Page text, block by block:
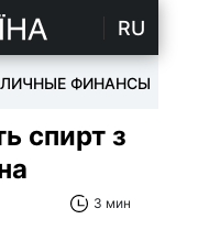
RU
ЛИЧНЫЕ ФИНАНСЫ
спирт з
3 мин